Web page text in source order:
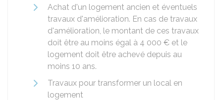
Achat d'un logement ancien et éventuels
travaux d'amélioration. En cas de travaux
d'amélioration, le montant de ces travaux
doit être au moins égal à 4 000 € et le
logement doit être achevé depuis au
moins 10 ans.
Travaux pour transformer un local en
logement